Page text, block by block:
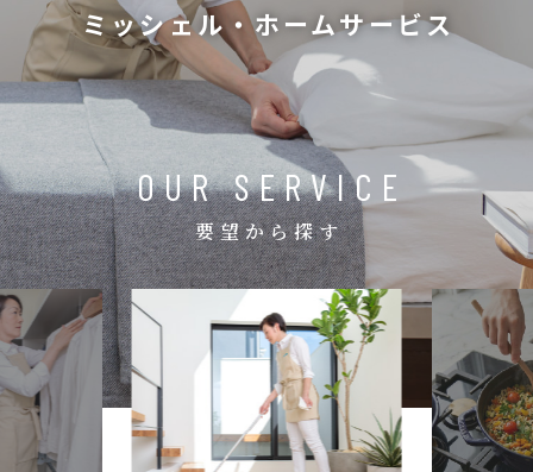
おためしサービス
サービス一覧
ご契約者さま限定サ
会社紹介
コラム
ご案内
お知らせ
家事スタッフ募集
働く仲間インタビュー
ミッシェル・ホームサービス
OUR SERVICE
要望から探す